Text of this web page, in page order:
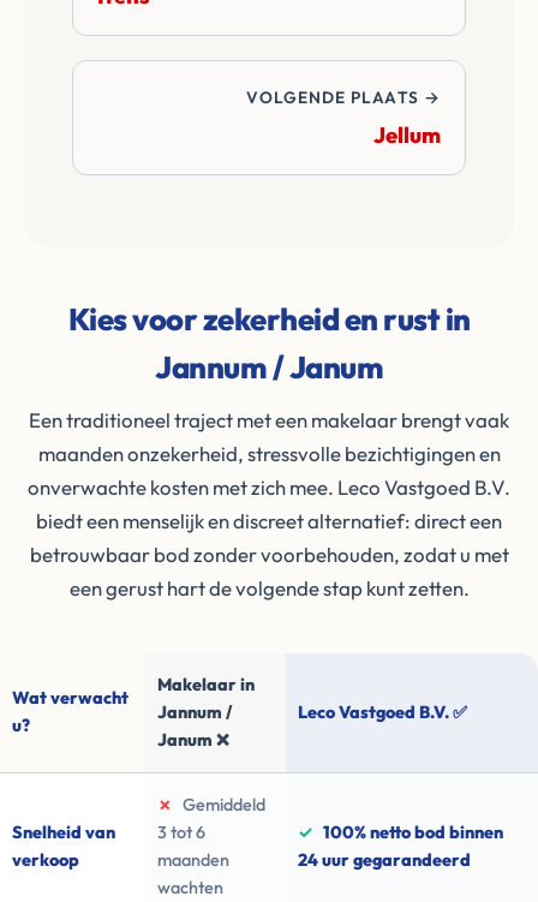
VOLGENDE PLAATS →
Jellum
Kies voor zekerheid en rust in
Jannum / Janum
Een traditioneel traject met een makelaar brengt vaak
maanden onzekerheid, stressvolle bezichtigingen en
onverwachte kosten met zich mee. Leco Vastgoed B.V.
biedt een menselijk en discreet alternatief: direct een
betrouwbaar bod zonder voorbehouden, zodat u met
een gerust hart de volgende stap kunt zetten.
Wat verwacht
u?
Makelaar in
Jannum /
Janum ❌
Leco Vastgoed B.V. ✅
Snelheid van
verkoop
✗
Gemiddeld
3 tot 6
maanden
wachten
✓ 100% netto bod binnen
24 uur gegarandeerd